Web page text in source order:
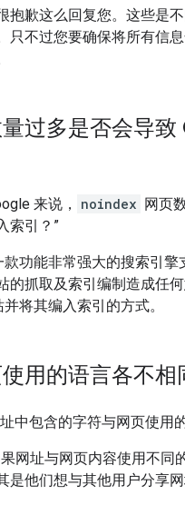
抱歉这么回复您。这些是
只不过您要确保将所有信
过多是否会导
来说， noindex 网页
索引？”
款功能非常强大的搜索引
的抓取及索引编制造成任
将其编入索引的方式。
用的语言各不相
址中包含的字符与网页使用
网址与网页内容使用不
是他们想与其他用户分享网